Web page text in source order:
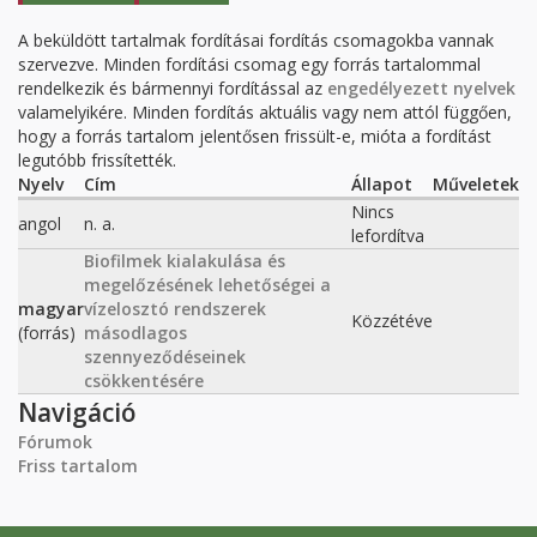
A beküldött tartalmak fordításai fordítás csomagokba vannak
szervezve. Minden fordítási csomag egy forrás tartalommal
rendelkezik és bármennyi fordítással az engedélyezett nyelvek
valamelyikére. Minden fordítás aktuális vagy nem attól függően,
hogy a forrás tartalom jelentősen frissült-e, mióta a fordítást
legutóbb frissítették.
Nyelv
Cím Állapot
Műveletek
angol
n. a.
Nincs
lefordítva
magyar
(forrás)
Biofilmek kialakulása és
megelőzésének lehetőségei a
vízelosztó rendszerek
másodlagos
szennyeződéseinek
csökkentésére
Közzétéve
Navigáció
Fórumok
Friss tartalom